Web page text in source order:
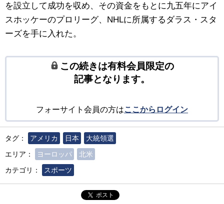
を設立して成功を収め、その資金をもとに九五年にアイ
スホッケーのプロリーグ、NHLに所属するダラス・スタ
ーズを手に入れた。
この続きは有料会員限定の
記事となります。
フォーサイト会員の方はここからログイン
タグ： アメリカ 日本
大統領選
エリア：
ヨーロッパ
北米
カテゴリ：
スポーツ
ポスト